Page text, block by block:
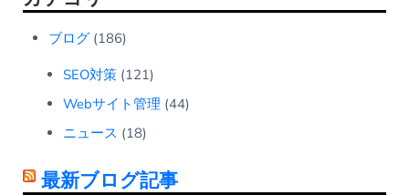
ブログ (186)
SEO対策 (121)
Webサイト管理 (44)
ニュース (18)
最新ブログ記事